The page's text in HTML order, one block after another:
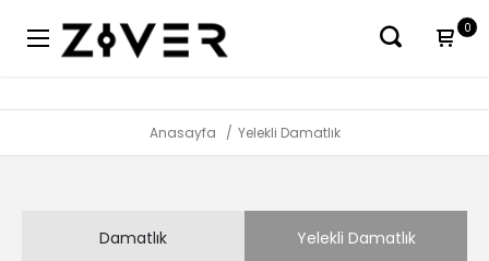
0
Anasayfa Yelekli Damatlık
Damatlık Yelekli Damatlık